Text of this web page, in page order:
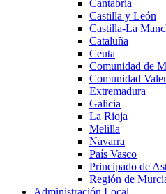
Cantabria
Castilla y León
Castilla-La
Cataluña
Ceuta
Comunidad de
Comunidad
Extremadura
Galicia
La Rioja
Melilla
Navarra
País Vasco
Principado de
Región de
Administración Local